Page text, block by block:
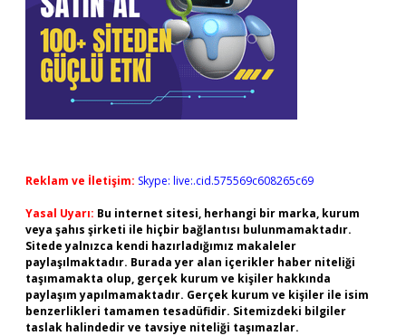
Reklam ve İletişim: Skype: live:.cid.575569c608265c69
Yasal Uyarı: Bu internet sitesi, herhangi bir marka, kurum
veya şahıs şirketi ile hiçbir bağlantısı bulunmamaktadır.
Sitede yalnızca kendi hazırladığımız makaleler
paylaşılmaktadır. Burada yer alan içerikler haber niteliği
taşımamakta olup, gerçek kurum ve kişiler hakkında
paylaşım yapılmamaktadır. Gerçek kurum ve kişiler ile isim
benzerlikleri tamamen tesadüfidir. Sitemizdeki bilgiler
taslak halindedir ve tavsiye niteliği taşımazlar.